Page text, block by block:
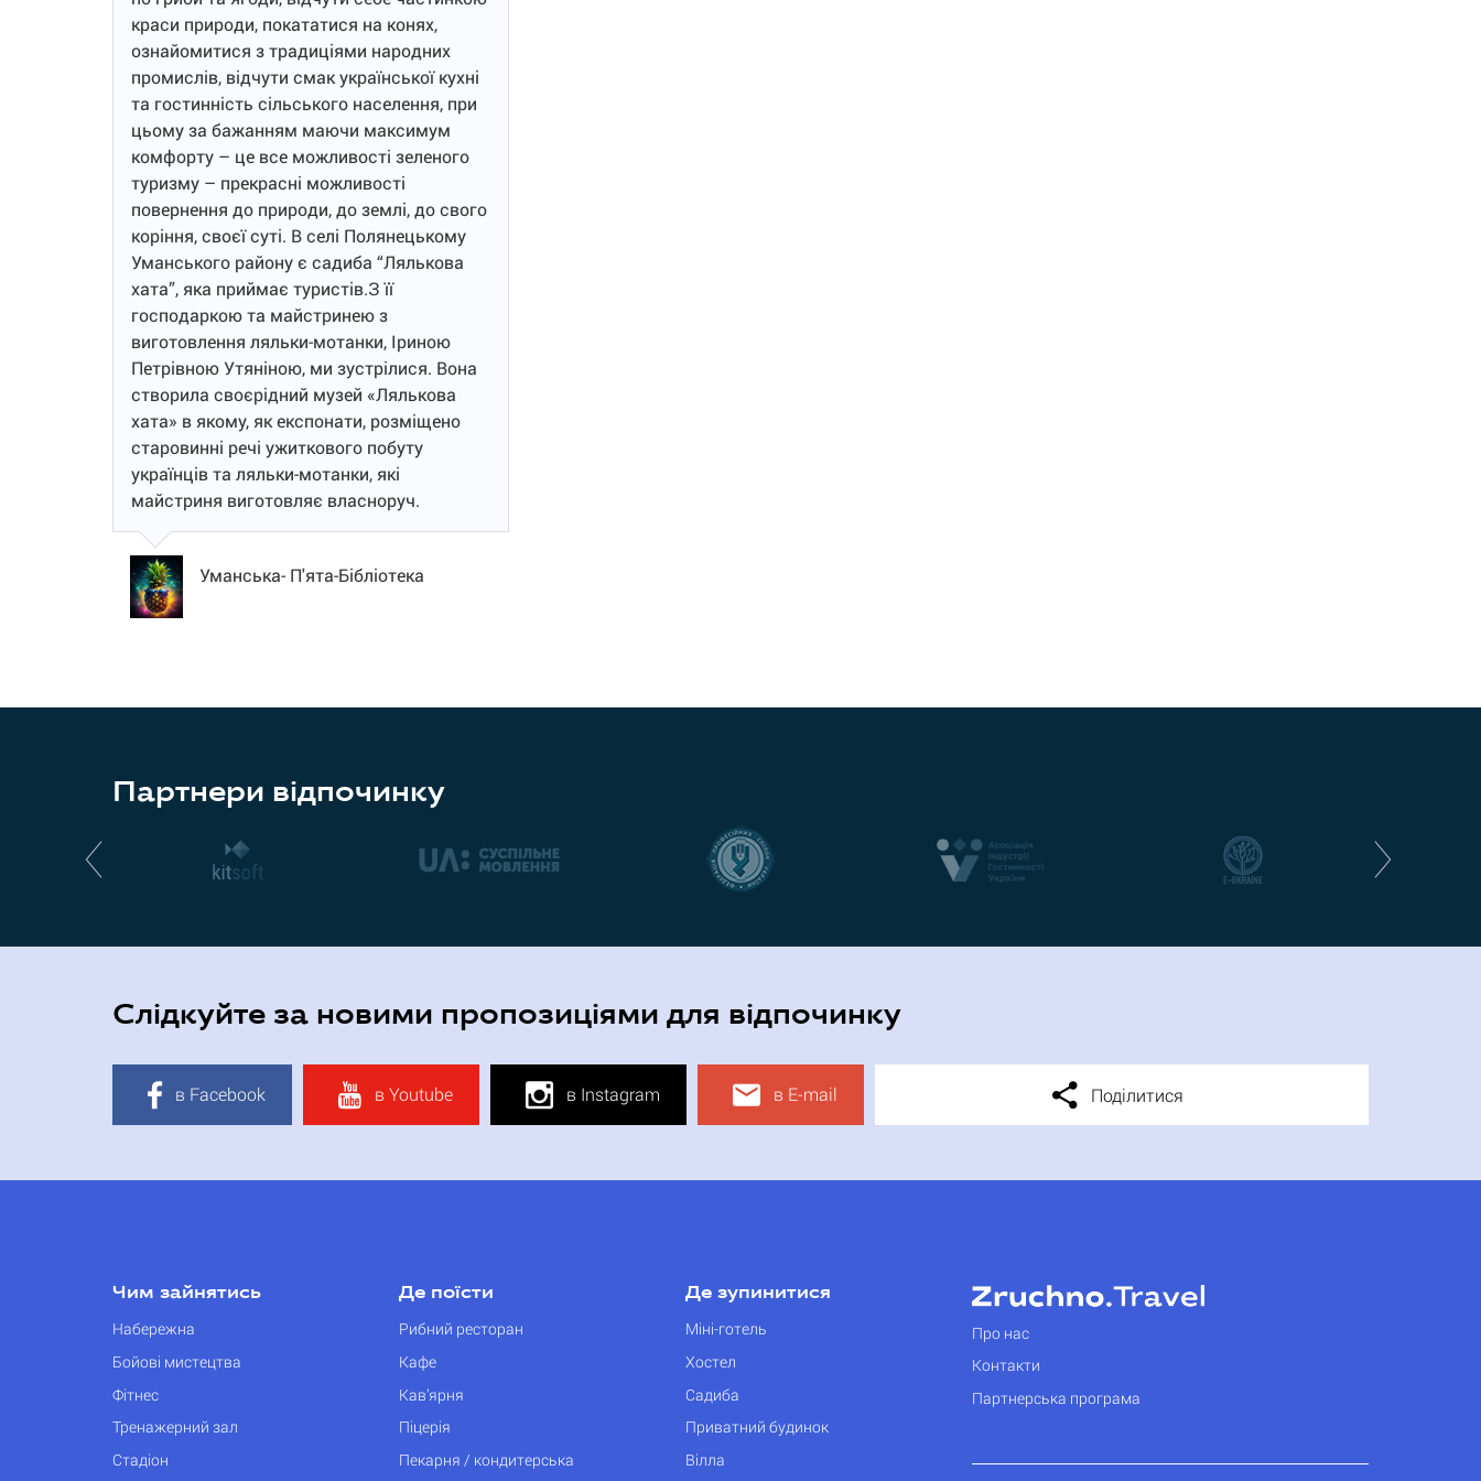
краси природи, покататися на конях,
ознайомитися з традиціями народних
промислів, відчути смак української кухні
та гостинність сільського населення, при
цьому за бажанням маючи максимум
комфорту – це все можливості зеленого
туризму – прекрасні можливості
повернення до природи, до землі, до свого
коріння, своєї суті. В селі Полянецькому
Уманського району є садиба “Лялькова
хата”, яка приймає туристів.З її
господаркою та майстринею з
виготовлення ляльки-мотанки, Іриною
Петрівною Утяніною, ми зустрілися. Вона
створила своєрідний музей «Лялькова
хата» в якому, як експонати, розміщено
старовинні речі ужиткового побуту
українців та ляльки-мотанки, які
майстриня виготовляє власноруч.
Уманська- П'ята-Бібліотека
Партнери відпочинку
Слідкуйте за новими пропозиціями для відпочинку
в Facebook в Youtube в Instagram в E-mail Поділитися
Чим зайнятись
Набережна
Бойові мистецтва
Фітнес
Тренажерний зал
Стадіон
Де поїсти
Рибний ресторан
Кафе
Кав’ярня
Піцерія
Пекарня / кондитерська
Де зупинитися
Міні-готель
Хостел
Садиба
Приватний будинок
Вілла
Про нас
Контакти
Партнерська програма